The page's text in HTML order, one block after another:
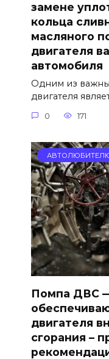
замене
кольца
масляного
двигателя
автомобиля
Одним из
двигателя
0 171
Помпа ДВС
двигателя
сгорания –